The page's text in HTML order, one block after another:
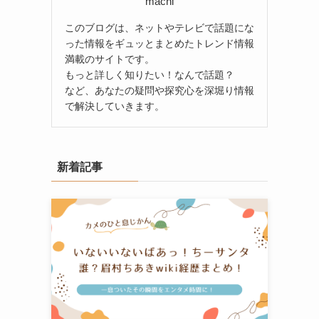
このブログは、ネットやテレビで話題にな
った情報をギュッとまとめたトレンド情報
満載のサイトです。
もっと詳しく知りたい！なんで話題？
など、あなたの疑問や探究心を深堀り情報
で解決していきます。
新着記事